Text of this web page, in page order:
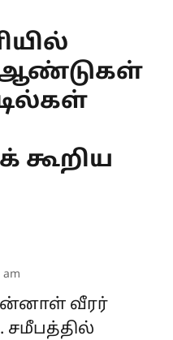
ஆண்டுகள்
கூறிய
am
வீரர்